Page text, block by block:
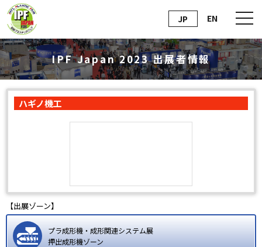
JP EN
IPF Japan 2023 出展者情報
ハギノ機工
【出展ゾーン】
プラ成形機・成形関連システム展
押出成形機ゾーン